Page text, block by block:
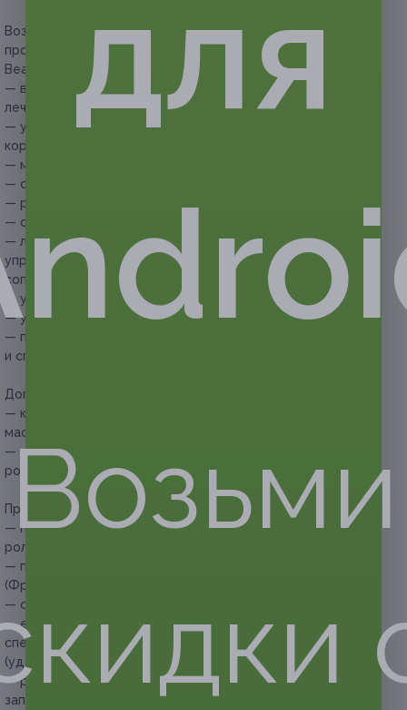
Возможные результаты после проведения нескольких
процедур вакуумно-роликового массажа на аппарате
Beauty OK (Франция):
— видимое устранение признаков целлюлита, а также
лечение самой болезни;
— уменьшение объемов подкожно-жировой клетчатки,
коррекция фигуры;
— моделирование контуров тела;
— снятие отеков различного происхождения;
— реабилитация фигуры после родов;
— общий и локальный лимфодренаж;
— лифтинг, улучшение качества кожи, восстановление
упругости кожи, омоложение, а также повышение
сопротивляемости кожи механическому воздействию;
— улучшение структуры рубцовой ткани;
— улучшение циркуляции крови, обменных процессов;
— повышение тонуса, снятие болевого синдрома
и спазмов мышц.
Дополнительно оплачивается на месте:
— каждое посещение процедуры вакуумно-роликового
массажа — 600 руб. за один сеанс;
— индивидуальный массажный костюм для вакуумно-
роликового массажа — 1000 руб. (можно прийти со своим).
Прочие условия:
— продолжительность одного сеанса вакуумно-
роликового массажа всего тела составляет 30 минут;
— процедура проводится на аппарате Beauty OK
(Франция);
— обязательна предварительная запись по телефону;
— если участник акции опаздывает более чем на 15 минут,
специалист вправе перенести сеанс на любое другое
(удобное участнику и себе) время;
— рекомендовано сообщить об отмене или переносе
записи не менее чем за 12 часов.
для
Возьми